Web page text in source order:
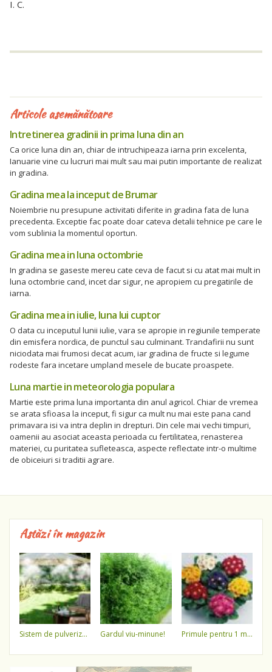
I. C.
Articole asemănătoare
Intretinerea gradinii in prima luna din an
Ca orice luna din an, chiar de intruchipeaza iarna prin excelenta,
Ianuarie vine cu lucruri mai mult sau mai putin importante de realizat
in gradina.
Gradina mea la inceput de Brumar
Noiembrie nu presupune activitati diferite in gradina fata de luna
precedenta. Exceptie fac poate doar cateva detalii tehnice pe care le
vom sublinia la momentul oportun.
Gradina mea in luna octombrie
In gradina se gaseste mereu cate ceva de facut si cu atat mai mult in
luna octombrie cand, incet dar sigur, ne apropiem cu pregatirile de
iarna.
Gradina mea in iulie, luna lui cuptor
O data cu inceputul lunii iulie, vara se apropie in regiunile temperate
din emisfera nordica, de punctul sau culminant. Trandafirii nu sunt
niciodata mai frumosi decat acum, iar gradina de fructe si legume
rodeste fara incetare umpland mesele de bucate proaspete.
Luna martie in meteorologia populara
Martie este prima luna importanta din anul agricol. Chiar de vremea
se arata sfioasa la inceput, fi sigur ca mult nu mai este pana cand
primavara isi va intra deplin in drepturi. Din cele mai vechi timpuri,
oamenii au asociat aceasta perioada cu fertilitatea, renasterea
materiei, cu puritatea sufleteasca, aspecte reflectate intr-o multime
de obiceiuri si traditii agrare.
Astăzi în magazin
sistem de pulverizare a apei gardul viu-minune! primule pentru 1 martie 3,5 lei / ghiveci !!!!